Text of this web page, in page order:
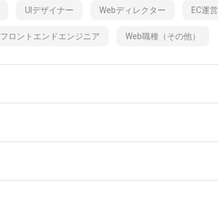
UIデザイナー Webディレクター EC運営
フロントエンドエンジニア Web職種（その他）